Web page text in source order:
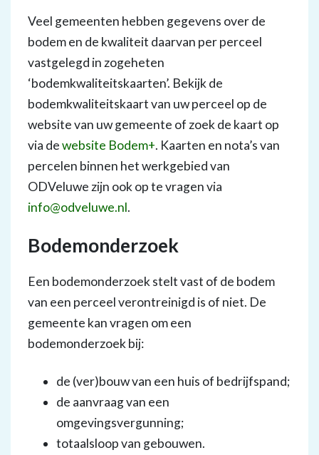
Veel gemeenten hebben gegevens over de
bodem en de kwaliteit daarvan per perceel
vastgelegd in zogeheten
‘bodemkwaliteitskaarten’. Bekijk de
bodemkwaliteitskaart van uw perceel op de
website van uw gemeente of zoek de kaart op
via dewebsite Bodem+. Kaarten en nota’s van
percelen binnen het werkgebied van
ODVeluwe zijn ook op te vragen via
info@odveluwe.nl.
Bodemonderzoek
Een bodemonderzoek stelt vast of de bodem
van een perceel verontreinigd is of niet. De
gemeente kan vragen om een
bodemonderzoek bij:
de (ver)bouw van een huis of bedrijfspand;
de aanvraag van een
omgevingsvergunning;
totaalsloop van gebouwen.